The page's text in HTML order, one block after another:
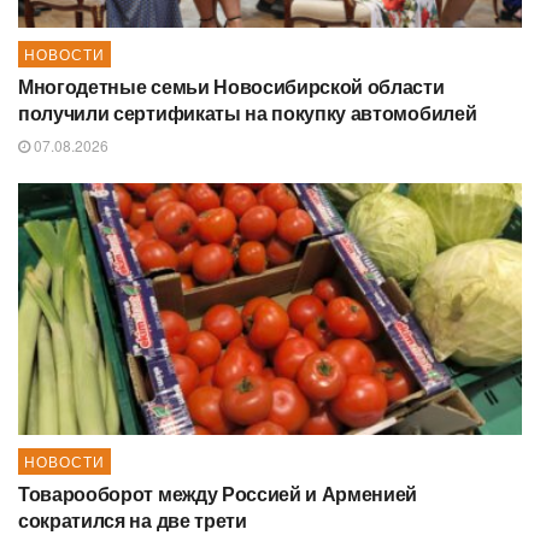
НОВОСТИ
Многодетные семьи Новосибирской области
получили сертификаты на покупку автомобилей
07.08.2026
НОВОСТИ
Товарооборот между Россией и Арменией
сократился на две трети